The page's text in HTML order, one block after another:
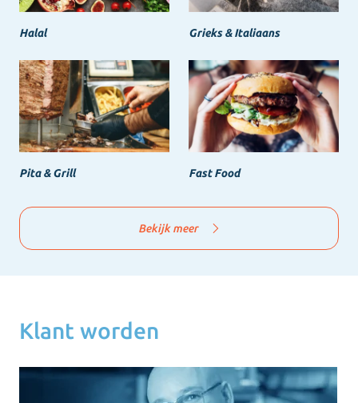
Halal Grieks & Italiaans
Pita & Grill Fast Food
Bekijk meer
Klant worden